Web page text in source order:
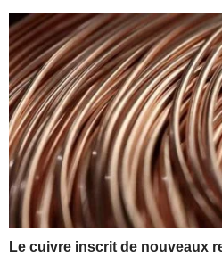
Le cuivre inscrit de nouveaux